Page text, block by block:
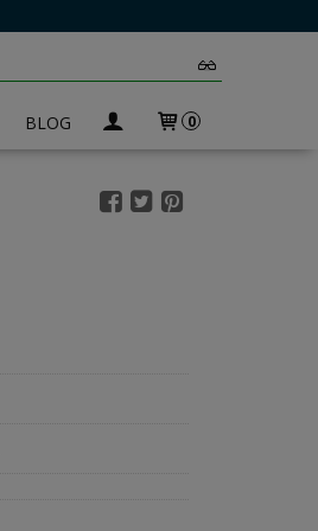
BLOG 0